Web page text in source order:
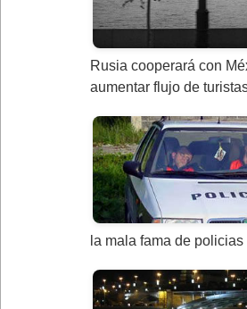
Rusia cooperará con
aumentar flujo de
la mala fama de policias